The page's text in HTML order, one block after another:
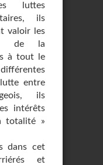
luttes
ils
valoir les
de la
à tout le
entre
ils
intérêts
totalité »
dans cet
et